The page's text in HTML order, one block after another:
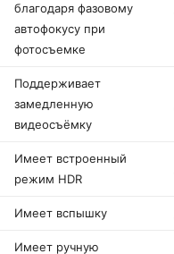
благодаря фазовому
автофокусу при
фотосъемке
Поддерживает
замедленную
видеосъёмку
Имеет встроенный
режим HDR
Имеет вспышку
Имеет ручную